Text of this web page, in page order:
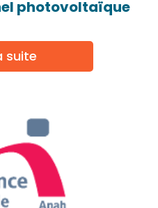
photovoltaïque
suite